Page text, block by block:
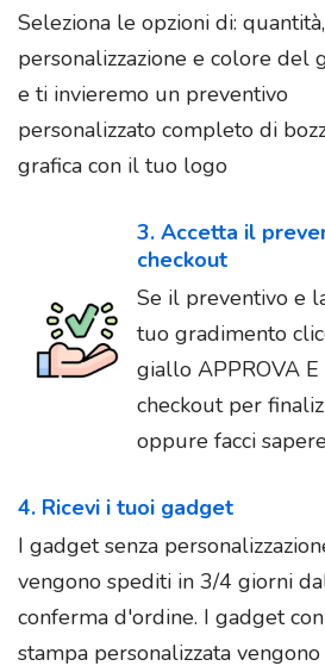
Seleziona le opzioni di: quantità,
personalizzazione e colore del
e ti invieremo un preventivo
personalizzato completo di
grafica con il tuo logo
3. Accetta il
checkout
Se il preventivo e
tuo gradimento
giallo APPROVA
checkout per
oppure facci
4. Ricevi i tuoi gadget
I gadget senza
vengono spediti in 3/4 giorni
conferma d'ordine. I gadget con
stampa personalizzata